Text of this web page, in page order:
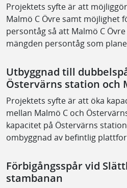
Projektets syfte är att
Malmö C Övre samt möjlighet
persontåg så att Malmö C
mängden persontåg som
Utbyggnad till
Östervärns station och
Projektets syfte är att öka
mellan Malmö C och
kapacitet på Östervärns
ombyggnad av befintlig
Förbigångsspår vid
stambanan